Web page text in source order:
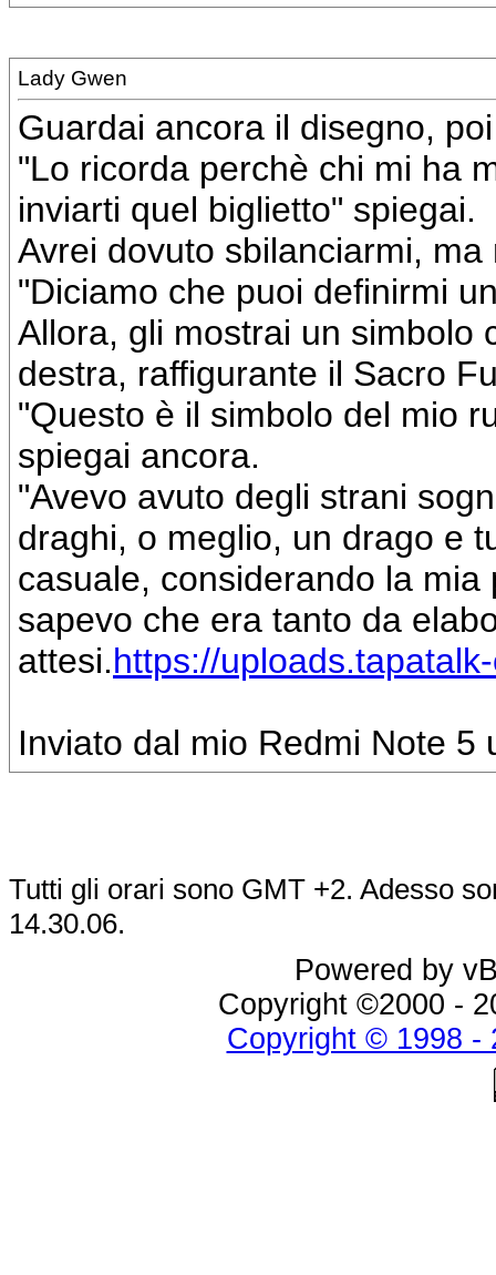
Lady Gwen
Guardai ancora il disegno,
"Lo ricorda perchè chi mi ha
inviarti quel biglietto" spiegai.
Avrei dovuto sbilanciarmi,
"Diciamo che puoi definirmi
Allora, gli mostrai un simbolo
destra, raffigurante il Sacro
"Questo è il simbolo del mio
spiegai ancora.
"Avevo avuto degli strani
draghi, o meglio, un drago e
casuale, considerando la
sapevo che era tanto da
attesi.https://
Inviato dal mio Redmi Note 5
Tutti gli orari sono GMT +2. Adesso
14.30.06.
Powered by
Copyright ©2000 -
Copyright © 1998 -